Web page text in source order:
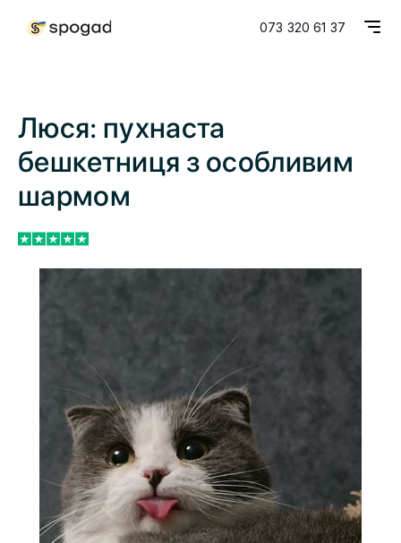
073 320 61 37
Люся: пухнаста
бешкетниця з особливим
шармом